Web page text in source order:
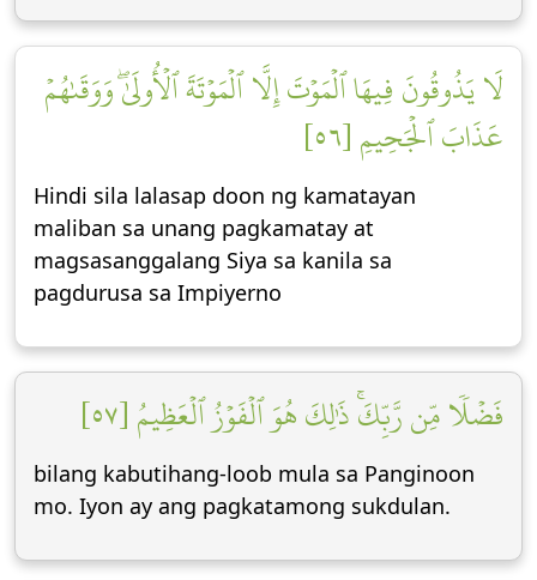
لَا يَذُوقُونَ فِيهَا ٱلۡمَوۡتَ إِلَّا ٱلۡمَوۡتَةَ ٱلۡأُولَىٰۖ وَوَقَىٰهُمۡ
عَذَابَ ٱلۡجَحِيمِ [٥٦]
Hindi sila lalasap doon ng kamatayan
maliban sa unang pagkamatay at
magsasanggalang Siya sa kanila sa
pagdurusa sa Impiyerno
فَضۡلٗا مِّن رَّبِّكَۚ ذَٰلِكَ هُوَ ٱلۡفَوۡزُ ٱلۡعَظِيمُ [٥٧]
bilang kabutihang-loob mula sa Panginoon
mo. Iyon ay ang pagkatamong sukdulan.